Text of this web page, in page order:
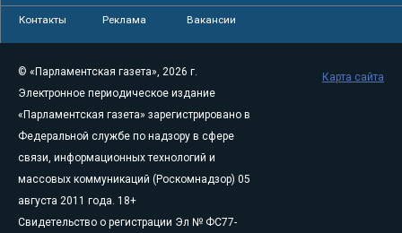
Контакты Реклама Вакансии
© «Парламентская газета», 2026 г.
Электронное периодическое издание
«Парламентская газета» зарегистрировано в
Федеральной службе по надзору в сфере
связи, информационных технологий и
массовых коммуникаций (Роскомнадзор) 05
августа 2011 года. 18+
Свидетельство о регистрации Эл № ФС77-
Карта сайта